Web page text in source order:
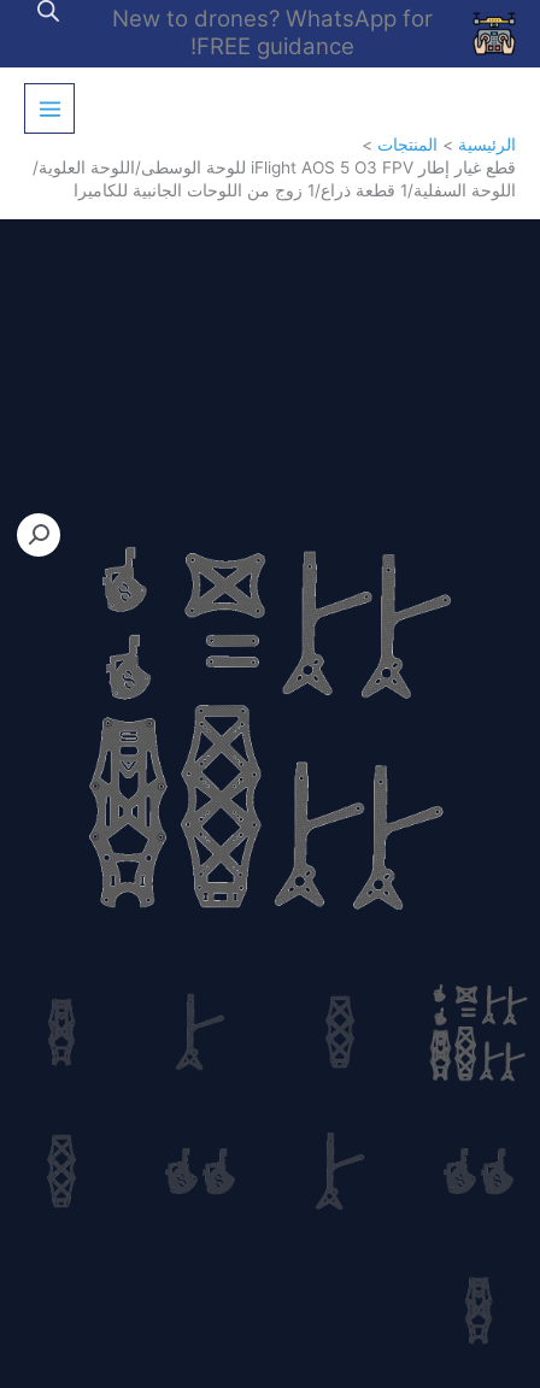
تخطي
المحتوى
New to drones? WhatsApp for
FREE guidance!
الرئيسية
المنتجات
قطع غيار إطار iFlight AOS 5 O3 FPV للوحة الوسطى/اللوحة العلوية/
اللوحة السفلية/1 قطعة ذراع/1 زوج من اللوحات الجانبية للكاميرا